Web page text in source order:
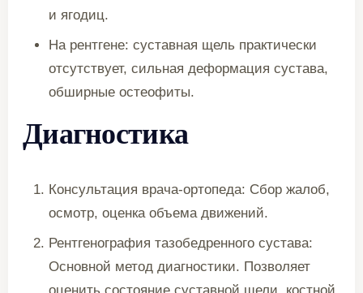
и ягодиц.
На рентгене: суставная щель практически
отсутствует, сильная деформация сустава,
обширные остеофиты.
Диагностика
Консультация врача-ортопеда: Сбор жалоб,
осмотр, оценка объема движений.
Рентгенография тазобедренного сустава:
Основной метод диагностики. Позволяет